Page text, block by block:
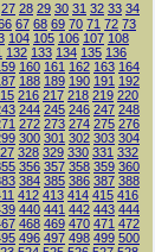
27 28 29 30 31 32 33 34
67 68 69 70 71 72 73
104 105 106 107 108
132 133 134 135 136
160 161 162 163 164
188 189 190 191 192
216 217 218 219 220
244 245 246 247 248
272 273 274 275 276
300 301 302 303 304
328 329 330 331 332
356 357 358 359 360
384 385 386 387 388
412 413 414 415 416
440 441 442 443 444
468 469 470 471 472
496 497 498 499 500